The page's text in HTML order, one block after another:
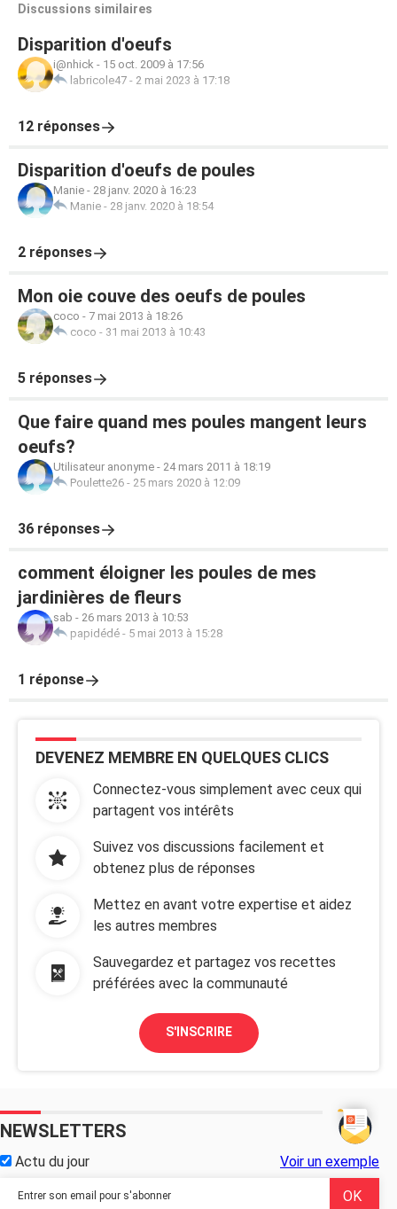
Discussions similaires
Disparition d'oeufs
i@nhick - 15 oct. 2009 à 17:56
labricole47 - 2 mai 2023 à 17:18
12 réponses
Disparition d'oeufs de poules
Manie - 28 janv. 2020 à 16:23
Manie - 28 janv. 2020 à 18:54
2 réponses
Mon oie couve des oeufs de poules
coco - 7 mai 2013 à 18:26
coco - 31 mai 2013 à 10:43
5 réponses
Que faire quand mes poules mangent leurs
oeufs?
Utilisateur anonyme - 24 mars 2011 à 18:19
Poulette26 - 25 mars 2020 à 12:09
36 réponses
comment éloigner les poules de mes
jardinières de fleurs
sab - 26 mars 2013 à 10:53
papidédé - 5 mai 2013 à 15:28
1 réponse
DEVENEZ MEMBRE EN QUELQUES CLICS
Connectez-vous simplement avec ceux qui
partagent vos intérêts
Suivez vos discussions facilement et
obtenez plus de réponses
Mettez en avant votre expertise et aidez
les autres membres
Sauvegardez et partagez vos recettes
préférées avec la communauté
S'INSCRIRE
NEWSLETTERS
Actu du jour Voir un exemple